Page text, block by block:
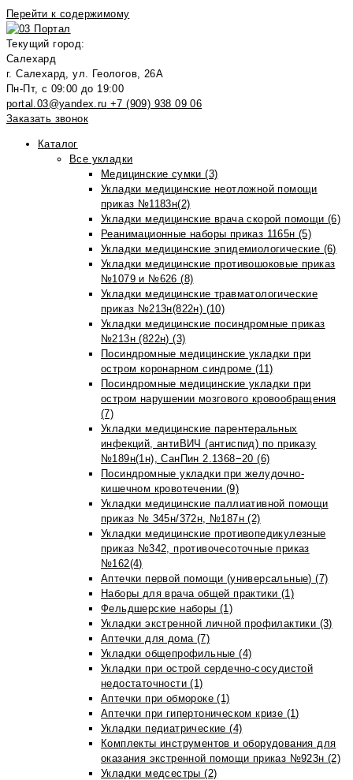
Перейти к содержимому
Текущий город:
Салехард
г. Салехард, ул. Геологов, 26А
Пн-Пт, с 09:00 до 19:00
portal.03@yandex.ru +7 (909) 938 09 06
Заказать звонок
Каталог
Все укладки
Медицинские сумки (3)
Укладки медицинские неотложной помощи
приказ №1183н(2)
Укладки медицинские врача скорой помощи (6)
Реанимационные наборы приказ 1165н (5)
Укладки медицинские эпидемиологические (6)
Укладки медицинские противошоковые приказ
№1079 и №626 (8)
Укладки медицинские травматологические
приказ №213н(822н) (10)
Укладки медицинские посиндромные приказ
№213н (822н) (3)
Посиндромные медицинские укладки при
остром коронарном синдроме (11)
Посиндромные медицинские укладки при
остром нарушении мозгового кровообращения
(7)
Укладки медицинские парентеральных
инфекций, антиВИЧ (антиспид) по приказу
№189н(1н), СанПин 2.1368−20 (6)
Посиндромные укладки при желудочно-
кишечном кровотечении (9)
Укладки медицинские паллиативной помощи
приказ № 345н/372н, №187н (2)
Укладки медицинские противопедикулезные
приказ №342, противочесоточные приказ
№162(4)
Аптечки первой помощи (универсальные) (7)
Наборы для врача общей практики (1)
Фельдшерские наборы (1)
Укладки экстренной личной профилактики (3)
Аптечки для дома (7)
Укладки общепрофильные (4)
Укладки при острой сердечно-сосудистой
недостаточности (1)
Аптечки при обмороке (1)
Аптечки при гипертоническом кризе (1)
Укладки педиатрические (4)
Комплекты инструментов и оборудования для
оказания экстренной помощи приказ №923н (2)
Укладки медсестры (2)